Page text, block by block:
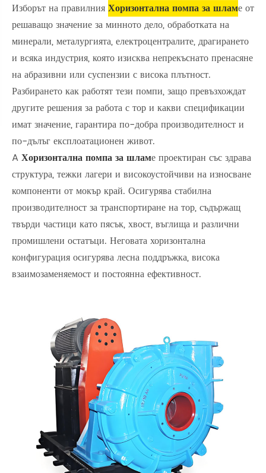
Изборът на правилнияХоризонтална помпа за шламе от
решаващо значение за минното дело, обработката на
минерали, металургията, електроцентралите, драгирането
и всяка индустрия, която изисква непрекъснато пренасяне
на абразивни или суспензии с висока плътност.
Разбирането как работят тези помпи, защо превъзхождат
другите решения за работа с тор и какви спецификации
имат значение, гарантира по-добра производителност и
по-дълъг експлоатационен живот.
AХоризонтална помпа за шламе проектиран със здрава
структура, тежки лагери и високоустойчиви на износване
компоненти от мокър край. Осигурява стабилна
производителност за транспортиране на тор, съдържащ
твърди частици като пясък, хвост, въглища и различни
промишлени остатъци. Неговата хоризонтална
конфигурация осигурява лесна поддръжка, висока
взаимозаменяемост и постоянна ефективност.